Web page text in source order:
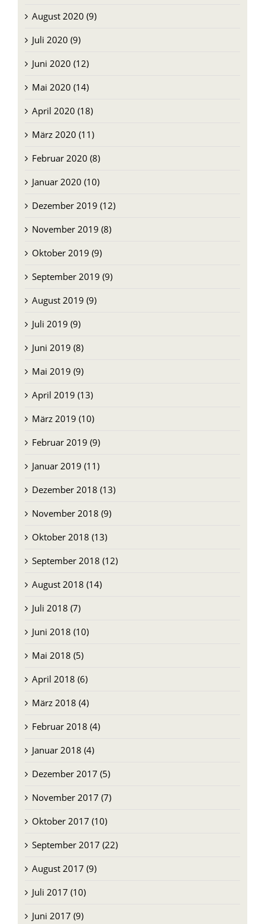
August 2020 (9)
Juli 2020 (9)
Juni 2020 (12)
Mai 2020 (14)
April 2020 (18)
März 2020 (11)
Februar 2020 (8)
Januar 2020 (10)
Dezember 2019 (12)
November 2019 (8)
Oktober 2019 (9)
September 2019 (9)
August 2019 (9)
Juli 2019 (9)
Juni 2019 (8)
Mai 2019 (9)
April 2019 (13)
März 2019 (10)
Februar 2019 (9)
Januar 2019 (11)
Dezember 2018 (13)
November 2018 (9)
Oktober 2018 (13)
September 2018 (12)
August 2018 (14)
Juli 2018 (7)
Juni 2018 (10)
Mai 2018 (5)
April 2018 (6)
März 2018 (4)
Februar 2018 (4)
Januar 2018 (4)
Dezember 2017 (5)
November 2017 (7)
Oktober 2017 (10)
September 2017 (22)
August 2017 (9)
Juli 2017 (10)
Juni 2017 (9)